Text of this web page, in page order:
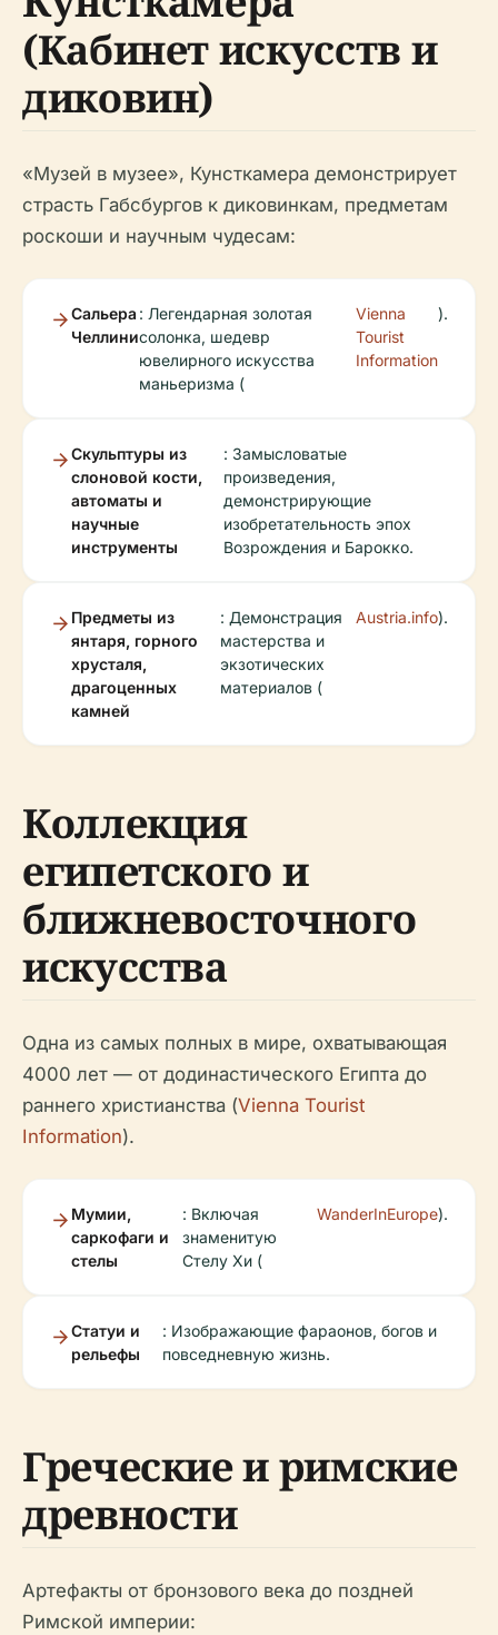
(Кабинет искусств и
диковин)
«Музей в музее», Кунсткамера демонстрирует
страсть Габсбургов к диковинкам, предметам
роскоши и научным чудесам:
Сальера
Челлини
: Легендарная золотая
солонка, шедевр
ювелирного искусства
маньеризма (
Vienna
Tourist
Information
).
Скульптуры из
слоновой кости,
автоматы и
научные
инструменты
: Замысловатые
произведения,
демонстрирующие
изобретательность эпох
Возрождения и Барокко.
Предметы из
янтаря, горного
хрусталя,
драгоценных
камней
: Демонстрация
мастерства и
экзотических
материалов (
Austria.info).
Коллекция
египетского и
ближневосточного
искусства
Одна из самых полных в мире, охватывающая
4000 лет — от додинастического Египта до
раннего христианства (Vienna Tourist
Information).
Мумии,
саркофаги и
стелы
: Включая
знаменитую
Стелу Хи (
WanderInEurope).
Статуи и
рельефы
: Изображающие фараонов, богов и
повседневную жизнь.
Греческие и римские
древности
Артефакты от бронзового века до поздней
Римской империи: